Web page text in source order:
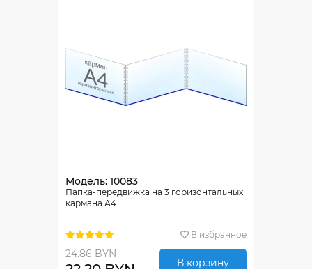
Модель: 10083
Папка-передвижка на 3 горизонтальных
кармана А4
В избранное
24.86 BYN
В корзину